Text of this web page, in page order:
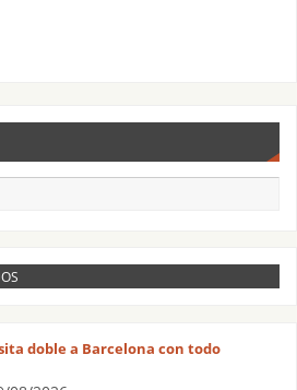
doble a Barcelona con todo